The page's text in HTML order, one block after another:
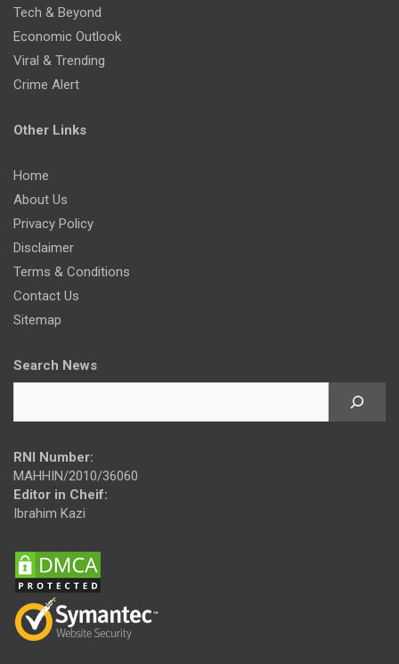
Tech & Beyond
Economic Outlook
Viral & Trending
Crime Alert
Other Links
Home
About Us
Privacy Policy
Disclaimer
Terms & Conditions
Contact Us
Sitemap
Search News
RNI Number:
MAHHIN/2010/36060
Editor in Cheif:
Ibrahim Kazi